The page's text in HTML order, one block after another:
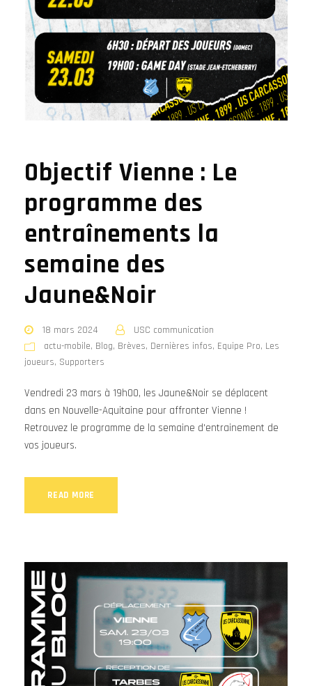
Objectif Vienne : Le
programme des
entraînements la
semaine des
Jaune&Noir
18 mars 2024
USC communication
actu-mobile, Blog, Brèves, Dernières infos, Equipe Pro, Les
joueurs, Supporters
Vendredi 23 mars à 19h00, les Jaune&Noir se déplacent
dans en Nouvelle-Aquitaine pour affronter Vienne !
Retrouvez le programme de la semaine d'entrainement de
vos joueurs.
READ MORE